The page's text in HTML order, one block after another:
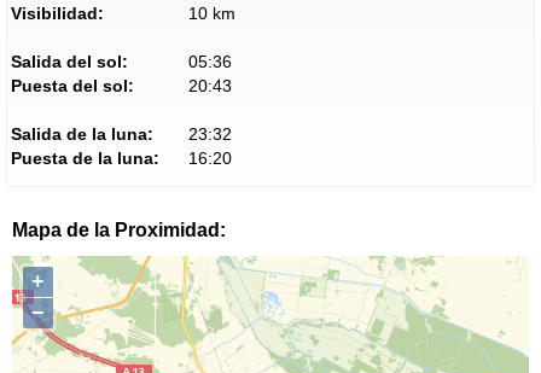
Visibilidad:
10 km
Salida del sol:
05:36
Puesta del sol:
20:43
Salida de la luna:
23:32
Puesta de la luna:
16:20
Mapa de la Proximidad:
+
−